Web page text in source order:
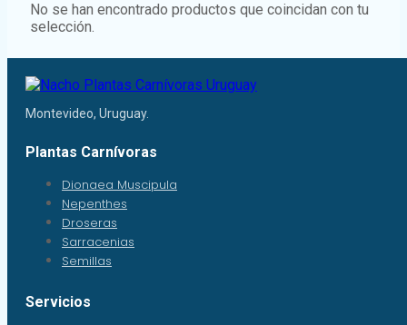
No se han encontrado productos que coincidan con tu
selección.
Montevideo, Uruguay.
Plantas Carnívoras
Dionaea Muscipula
Nepenthes
Droseras
Sarracenias
Semillas
Servicios